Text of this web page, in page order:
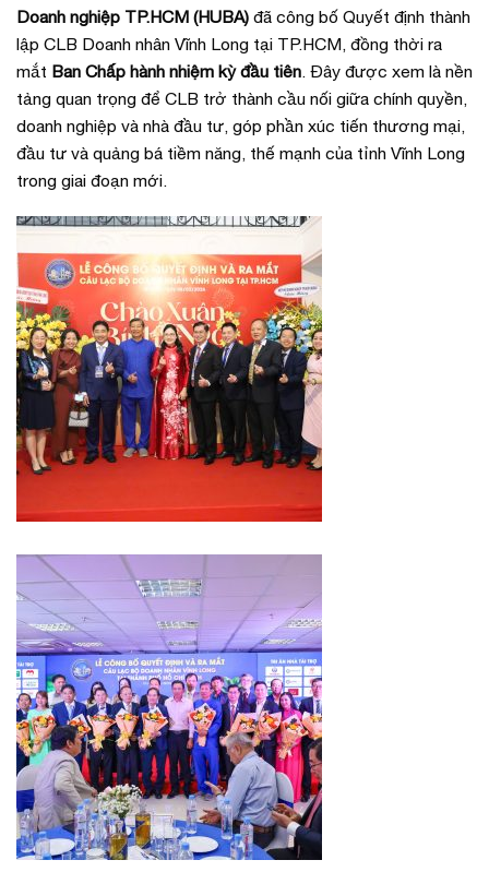
Doanh nghiệp TP.HCM (HUBA) đã công bố Quyết định thành
lập CLB Doanh nhân Vĩnh Long tại TP.HCM, đồng thời ra
mắt Ban Chấp hành nhiệm kỳ đầu tiên . Đây được xem là nền
tảng quan trọng để CLB trở thành cầu nối giữa chính quyền,
doanh nghiệp và nhà đầu tư, góp phần xúc tiến thương mại,
đầu tư và quảng bá tiềm năng, thế mạnh của tỉnh Vĩnh Long
trong giai đoạn mới.